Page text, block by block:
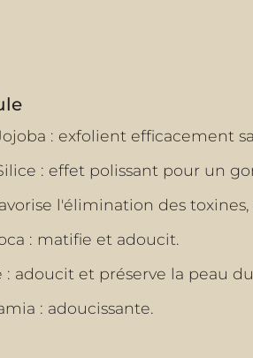
: exfolient efficacement
: effet polissant pour un
l'élimination des
: matifie et adoucit.
: adoucit et préserve la peau
: adoucissante.